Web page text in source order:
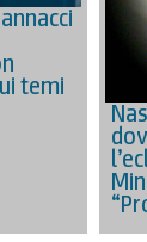
temi